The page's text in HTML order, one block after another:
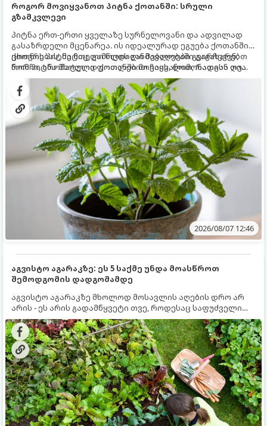
როგორ მოვიყვანოთ პიტნა ქოთანში: სრული
გზამკვლევი
პიტნა ერთ-ერთი ყველაზე სურნელოვანი და ადვილად
გასაზრდელი მცენარეა. ის იდეალურად ეგუება ქოთანში
ცხოვრებას, მეტიც, გამოცდილი მებაღეები გვირჩევენ,
რომ პიტნა მხოლოდ ქოთანში მოვიყვანოთ, რადგან ღია
გრუნტში (ბაღში) დარგვისას ის ფესვებით ძალიან
სწრაფად ვრცელდება და სხვა მცენარეებს ავიწროებს.
ქოთნის პიტნა მთელი წლის განმავლობაში გაგახარებთ
ნორჩი, არომატული ფოთლებით ჩაის, ლიმონათისა თუ
კერძებისთვის.
2026/08/07 12:46
აგვისტო აგარაკზე: ეს 5 საქმე უნდა მოასწროთ
შემოდგომის დადგომამდე
აგვისტო აგარაკზე მხოლოდ მოსავლის აღების დრო არ
არის - ეს არის გადამწყვეტი თვე, როდესაც საფუძველი
ეყრება მომავალი წლის მოსავალს და ბაღი მზადდება
შემოდგომა-ზამთრის სეზონისთვის. იმისათვის, რომ
ნიადაგმა ენერგია აღიდგინოს, ხოლო მცენარეებმა
ზამთარს გაუძლონ, აგვისტოს ბოლომდე 5
მნიშვნელოვანი საქმის გაკეთება უნდა მოასწროთ: